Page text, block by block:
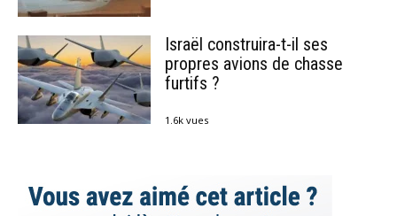
Israël construira-t-il ses
propres avions de chasse
furtifs ?
1.6k vues